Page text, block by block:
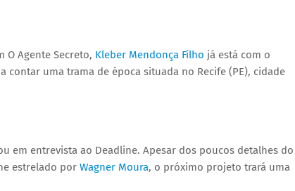
O Agente Secreto, Kleber Mendonça Filho já está com o
uma trama de época situada no Recife (PE), cidade
em entrevista ao Deadline. Apesar dos poucos detalhes do
estrelado por Wagner Moura, o próximo projeto trará uma